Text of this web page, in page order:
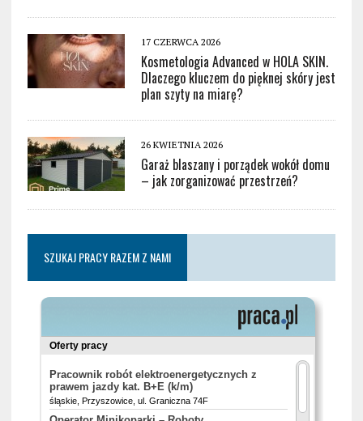
17 CZERWCA 2026
Kosmetologia Advanced w HOLA SKIN.
Dlaczego kluczem do pięknej skóry jest
plan szyty na miarę?
26 KWIETNIA 2026
Garaż blaszany i porządek wokół domu
– jak zorganizować przestrzeń?
SZUKAJ PRACY RAZEM Z NAMI